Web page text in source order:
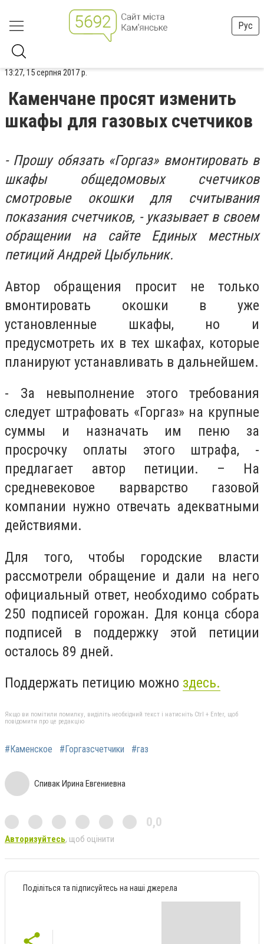
Рус
13:27, 15 серпня 2017 р.
Каменчане просят изменить
шкафы для газовых счетчиков
- Прошу обязать «Горгаз» вмонтировать в
шкафы общедомовых счетчиков
смотровые окошки для считывания
показания счетчиков, - указывает в своем
обращении на сайте Единых местных
петиций Андрей Цыбульник.
Автор обращения просит не только
вмонтировать окошки в уже
установленные шкафы, но и
предусмотреть их в тех шкафах, которые
планируют устанавливать в дальнейшем.
- За невыполнение этого требования
следует штрафовать «Горгаз» на крупные
суммы и назначать им пеню за
просрочку оплаты этого штрафа, -
предлагает автор петиции. – На
средневековое варварство газовой
компании нужно отвечать адекватными
действиями.
Для того, чтобы городские власти
рассмотрели обращение и дали на него
официальный ответ, необходимо собрать
250 подписей горожан. Для конца сбора
подписей в поддержку этой петиции
осталось 89 дней.
Поддержать петицию можно здесь.
Якщо ви помітили помилку, виділіть необхідний текст і натисніть Ctrl + Enter, щоб
повідомити про це редакцію
#Каменское #Горгазсчетчики #газ
Спивак Ирина Евгениевна
0,0
Авторизуйтесь, щоб оцінити
Поділіться та підписуйтесь на наші джерела